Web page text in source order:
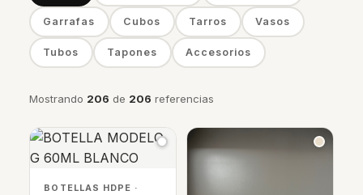
Garrafas Cubos Tarros Vasos
Tubos Tapones Accesorios
Mostrando 206 de 206 referencias
BOTELLAS HDPE ·